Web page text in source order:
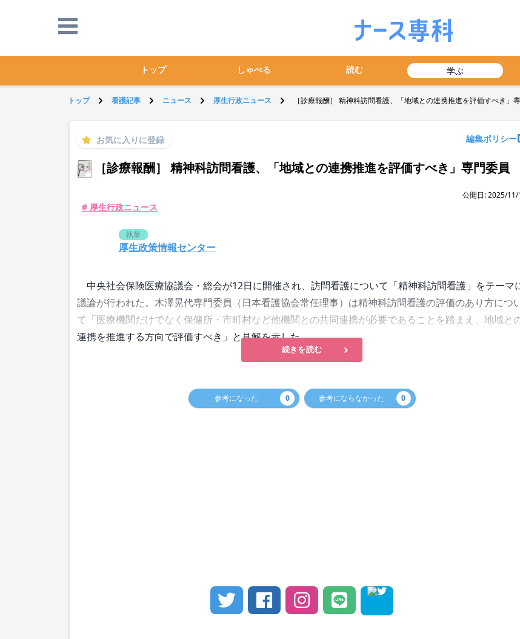
トップ しゃべる 読む 学ぶ
トップ 看護記事 ニュース 厚生行政ニュース ［診療報酬］ 精神科訪問看護、「地域との連携推進を評価すべき」
お気に入りに登録 編集ポリシー
［診療報酬］ 精神科訪問看護、「地域との連携推進を評価すべき」専門委員
公開日: 2025/11/
# 厚生行政ニュース
執筆
厚生政策情報センター
中央社会保険医療協議会・総会が12日に開催され、訪問看護について「精神科訪問看護」をテーマ
議論が行われた。木澤晃代専門委員（日本看護協会常任理事）は精神科訪問看護の評価のあり方につ
て「医療機関だけでなく保健所・市町村など他機関との共同連携が必要であることを踏まえ、地域と
連携を推進する方向で評価すべき」と見解を示した。
続きを読む
参考になった 0 参考にならなかった 0